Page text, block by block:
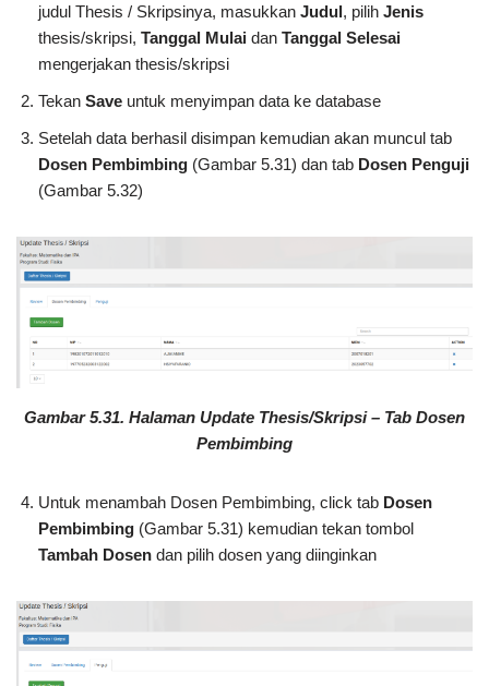
judul Thesis / Skripsinya, masukkan Judul, pilih Jenis
thesis/skripsi, Tanggal Mulai dan Tanggal Selesai
mengerjakan thesis/skripsi
Tekan Save untuk menyimpan data ke database
Setelah data berhasil disimpan kemudian akan muncul tab
Dosen Pembimbing (Gambar 5.31) dan tab Dosen Penguji
(Gambar 5.32)
Gambar 5.31. Halaman Update Thesis/Skripsi – Tab Dosen
Pembimbing
Untuk menambah Dosen Pembimbing, click tab Dosen
Pembimbing (Gambar 5.31) kemudian tekan tombol
Tambah Dosen dan pilih dosen yang diinginkan